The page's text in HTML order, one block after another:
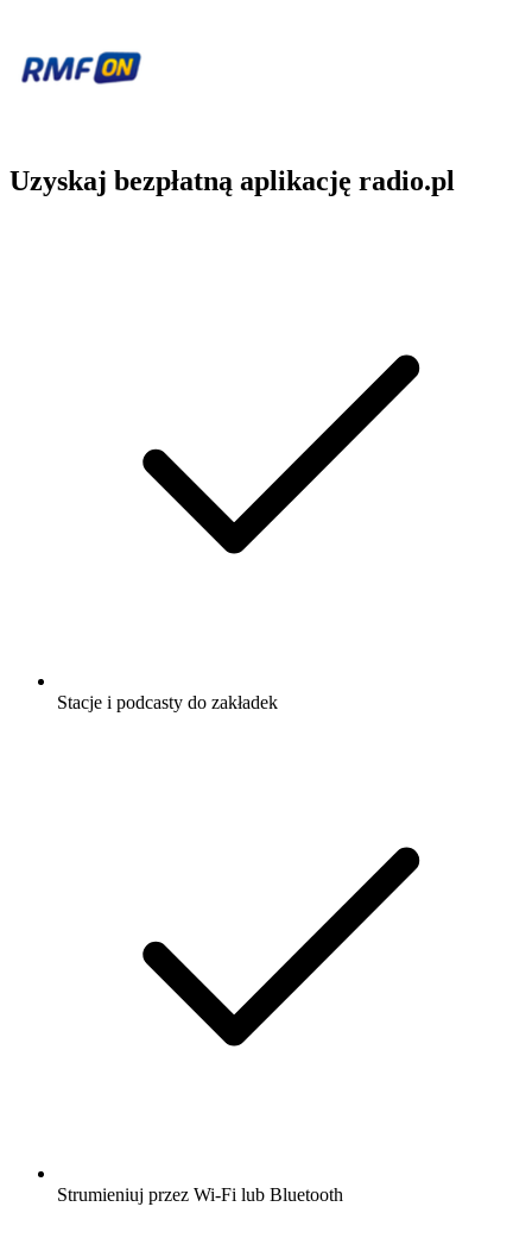
Uzyskaj bezpłatną aplikację radio.pl
Stacje i podcasty do zakładek
Strumieniuj przez Wi-Fi lub Bluetooth